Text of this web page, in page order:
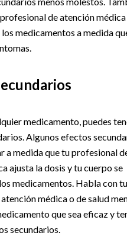
de atención
medicamentos a medida
medicamento, puedes
Algunos efectos
a medida que tu profesional
ajusta la dosis y tu cuerpo se
medicamentos. Habla con tu
médica o de salud
que sea eficaz y
secundarios.